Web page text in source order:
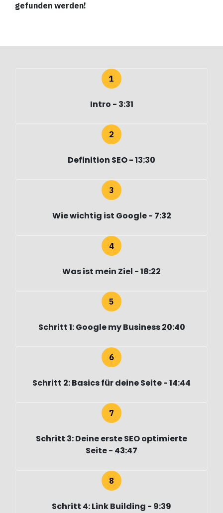
gefunden werden!
Intro - 3:31
Definition SEO - 13:30
Wie wichtig ist Google - 7:32
Was ist mein Ziel - 18:22
Schritt 1: Google my Business 20:40
Schritt 2: Basics für deine Seite - 14:44
Schritt 3: Deine erste SEO optimierte
Seite - 43:47
Schritt 4: Link Building - 9:39